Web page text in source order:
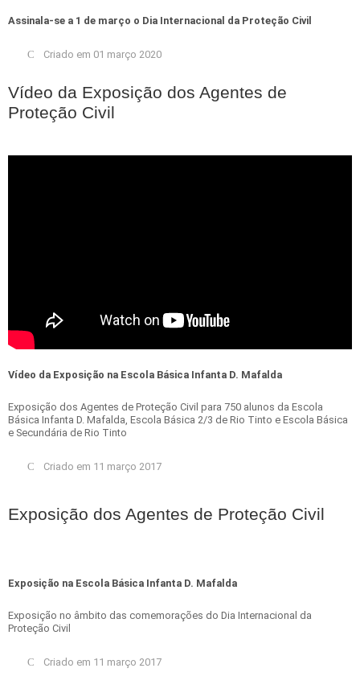
Assinala-se a 1 de março o Dia Internacional da Proteção Civil
Criado em 01 março 2020
Vídeo da Exposição dos Agentes de
Proteção Civil
Vídeo da Exposição na Escola Básica Infanta D. Mafalda
Exposição dos Agentes de Proteção Civil para 750 alunos da Escola
Básica Infanta D. Mafalda, Escola Básica 2/3 de Rio Tinto e Escola Básica
e Secundária de Rio Tinto
Criado em 11 março 2017
Exposição dos Agentes de Proteção Civil
Exposição na Escola Básica Infanta D. Mafalda
Exposição no âmbito das comemorações do Dia Internacional da
Proteção Civil
Criado em 11 março 2017